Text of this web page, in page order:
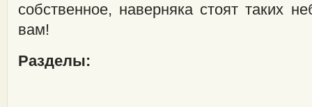
собственное, наверняка стоят таких
вам!
Разделы: